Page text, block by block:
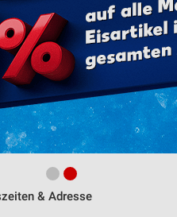
& Adresse